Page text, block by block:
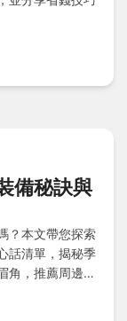
備秘訣與
？本文帶您探索
話清單，揭秘季
角，推薦周邊順